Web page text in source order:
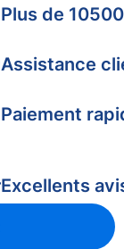
Plus de
Assistance
Paiement
Excellents